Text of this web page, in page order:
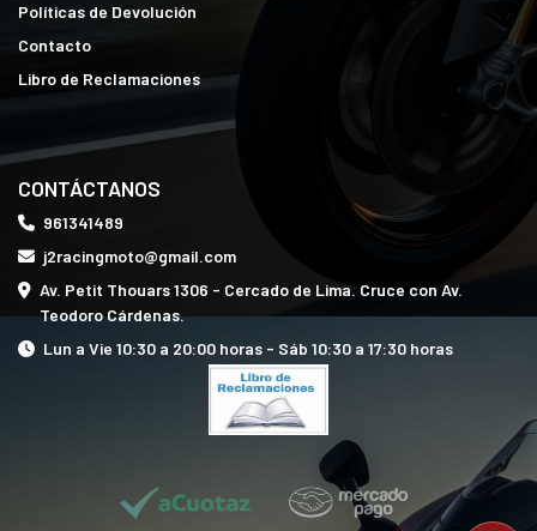
Políticas de Devolución
Contacto
Libro de Reclamaciones
CONTÁCTANOS
961341489
j2racingmoto@gmail.com
Av. Petit Thouars 1306 - Cercado de Lima. Cruce con Av.
Teodoro Cárdenas.
Lun a Vie 10:30 a 20:00 horas - Sáb 10:30 a 17:30 horas